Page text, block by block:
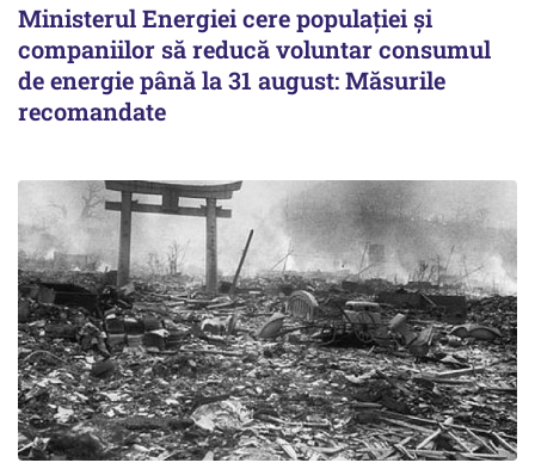
Ministerul Energiei cere populației și
companiilor să reducă voluntar consumul
de energie până la 31 august: Măsurile
recomandate